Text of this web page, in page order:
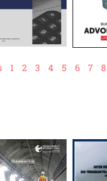
1 2 3 4 5 6 7 8